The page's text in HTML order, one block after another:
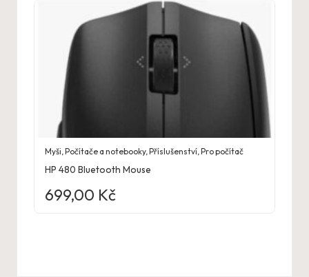
Myši,Počítače a notebooky,Příslušenství,Pro počítač
HP 480 Bluetooth Mouse
699,00 Kč